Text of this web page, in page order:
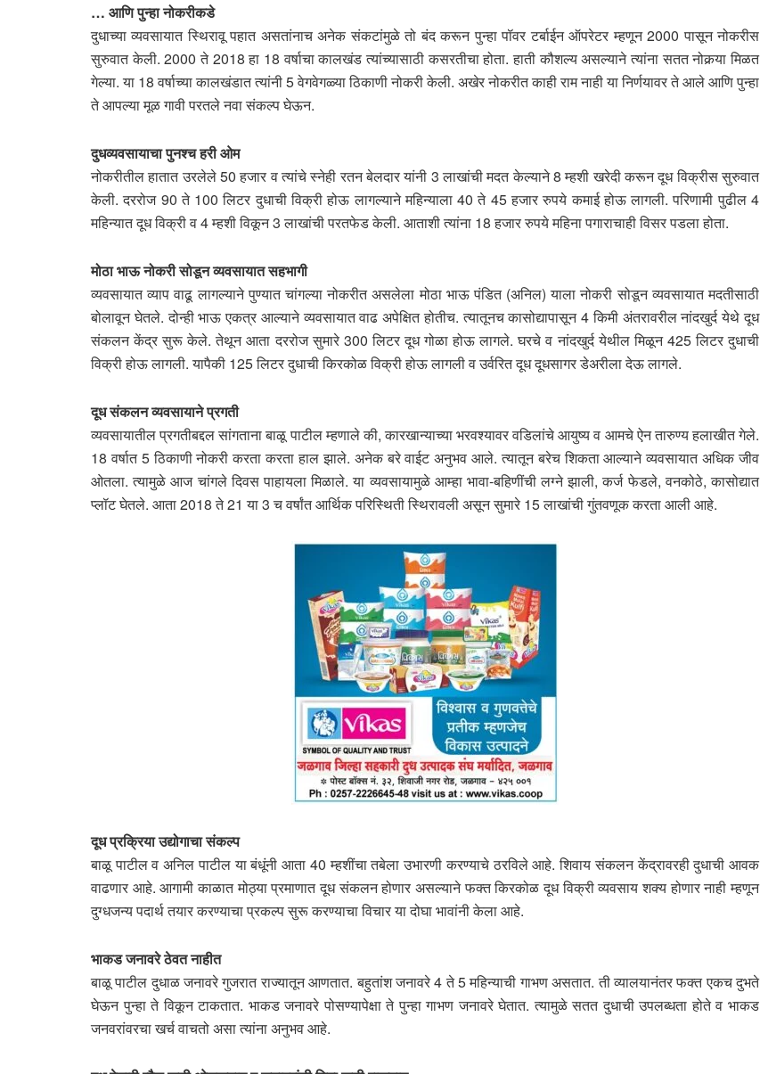
… आणि पुन्हा नोकरीकडे
दुधाच्या व्यवसायात स्थिरावू पहात असतांनाच अनेक संकटांमुळे तो बंद करून पुन्हा पॉवर टर्बाईन ऑपरेटर म्हणून 2000 पासून नोकरीस
सुरुवात केली. 2000 ते 2018 हा 18 वर्षाचा कालखंड त्यांच्यासाठी कसरतीचा होता. हाती कौशल्य असल्याने त्यांना सतत नोकर्‍या मिळत
गेल्या. या 18 वर्षाच्या कालखंडात त्यांनी 5 वेगवेगळ्या ठिकाणी नोकरी केली. अखेर नोकरीत काही राम नाही या निर्णयावर ते आले आणि पुन्हा
ते आपल्या मूळ गावी परतले नवा संकल्प घेऊन.
दुधव्यवसायाचा पुनश्च हरी ओम
नोकरीतील हातात उरलेले 50 हजार व त्यांचे स्नेही रतन बेलदार यांनी 3 लाखांची मदत केल्याने 8 म्हशी खरेदी करून दूध विक्रीस सुरुवात
केली. दररोज 90 ते 100 लिटर दुधाची विक्री होऊ लागल्याने महिन्याला 40 ते 45 हजार रुपये कमाई होऊ लागली. परिणामी पुढील 4
महिन्यात दूध विक्री व 4 म्हशी विकून 3 लाखांची परतफेड केली. आताशी त्यांना 18 हजार रुपये महिना पगाराचाही विसर पडला होता.
मोठा भाऊ नोकरी सोडून व्यवसायात सहभागी
व्यवसायात व्याप वाढू लागल्याने पुण्यात चांगल्या नोकरीत असलेला मोठा भाऊ पंडित (अनिल) याला नोकरी सोडून व्यवसायात मदतीसाठी
बोलावून घेतले. दोन्ही भाऊ एकत्र आल्याने व्यवसायात वाढ अपेक्षित होतीच. त्यातूनच कासोद्यापासून 4 किमी अंतरावरील नांदखुर्द येथे दूध
संकलन केंद्र सुरू केले. तेथून आता दररोज सुमारे 300 लिटर दूध गोळा होऊ लागले. घरचे व नांदखुर्द येथील मिळून 425 लिटर दुधाची
विक्री होऊ लागली. यापैकी 125 लिटर दुधाची किरकोळ विक्री होऊ लागली व उर्वरित दूध दूधसागर डेअरीला देऊ लागले.
दूध संकलन व्यवसायाने प्रगती
व्यवसायातील प्रगतीबद्दल सांगताना बाळू पाटील म्हणाले की, कारखान्याच्या भरवश्यावर वडिलांचे आयुष्य व आमचे ऐन तारुण्य हलाखीत गेले.
18 वर्षात 5 ठिकाणी नोकरी करता करता हाल झाले. अनेक बरे वाईट अनुभव आले. त्यातून बरेच शिकता आल्याने व्यवसायात अधिक जीव
ओतला. त्यामुळे आज चांगले दिवस पाहायला मिळाले. या व्यवसायामुळे आम्हा भावा-बहिणींची लग्ने झाली, कर्ज फेडले, वनकोठे, कासोद्यात
प्लॉट घेतले. आता 2018 ते 21 या 3 च वर्षांत आर्थिक परिस्थिती स्थिरावली असून सुमारे 15 लाखांची गुंतवणूक करता आली आहे.
दूध प्रक्रिया उद्योगाचा संकल्प
बाळू पाटील व अनिल पाटील या बंधूंनी आता 40 म्हशींचा तबेला उभारणी करण्याचे ठरविले आहे. शिवाय संकलन केंद्रावरही दुधाची आवक
वाढणार आहे. आगामी काळात मोठ्या प्रमाणात दूध संकलन होणार असल्याने फक्त किरकोळ दूध विक्री व्यवसाय शक्य होणार नाही म्हणून
दुग्धजन्य पदार्थ तयार करण्याचा प्रकल्प सुरू करण्याचा विचार या दोघा भावांनी केला आहे.
भाकड जनावरे ठेवत नाहीत
बाळू पाटील दुधाळ जनावरे गुजरात राज्यातून आणतात. बहुतांश जनावरे 4 ते 5 महिन्याची गाभण असतात. ती व्यालयानंतर फक्त एकच दुभते
घेऊन पुन्हा ते विकून टाकतात. भाकड जनावरे पोसण्यापेक्षा ते पुन्हा गाभण जनावरे घेतात. त्यामुळे सतत दुधाची उपलब्धता होते व भाकड
जनवरांवरचा खर्च वाचतो असा त्यांना अनुभव आहे.